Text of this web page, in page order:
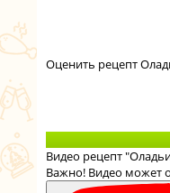
Оценить рецепт
Видео рецепт
Важно! Видео может